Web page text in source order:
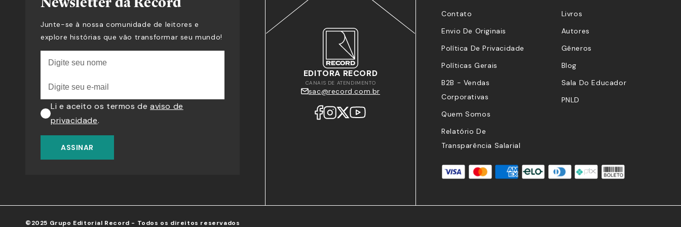
Junte-se à nossa comunidade de leitores e
explore histórias que vão transformar seu mundo!
Li e aceito os termos deaviso de
privacidade.
ASSINAR
EDITORA RECORD
CANAIS DE ATENDIMENTO
sac@record.com.br
Contato
Envio De Originais
Política De Privacidade
Políticas Gerais
B2B - Vendas
Corporativas
Quem Somos
Relatório De
Transparência Salarial
Livros
Autores
Gêneros
Blog
Sala Do Educador
PNLD
©2025 Grupo Editorial Record - Todos os direitos reservados